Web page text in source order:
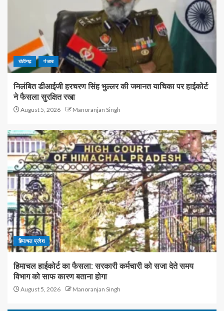
चंडीगढ़ पंजाब
निलंबित डीआईजी हरचरण सिंह भुल्लर की जमानत याचिका पर हाईकोर्ट
ने फैसला सुरक्षित रखा
August 5, 2026 Manoranjan Singh
हिमाचल प्रदेश
हिमाचल हाईकोर्ट का फैसला: सरकारी कर्मचारी को सजा देते समय
विभाग को साफ कारण बताना होगा
August 5, 2026 Manoranjan Singh